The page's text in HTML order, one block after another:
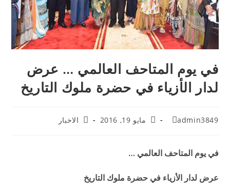
في يوم المتاحف العالمي … عرض
لدار الأزياء في حضرة ملوك التاريخ
admin3849 مايو 19, 2016 الاخبار
في يوم المتاحف العالمي …
عرض لدار الأزياء في حضرة ملوك التاريخ